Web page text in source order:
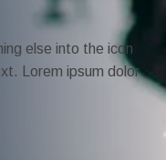
else into the icon
Lorem ipsum dolor